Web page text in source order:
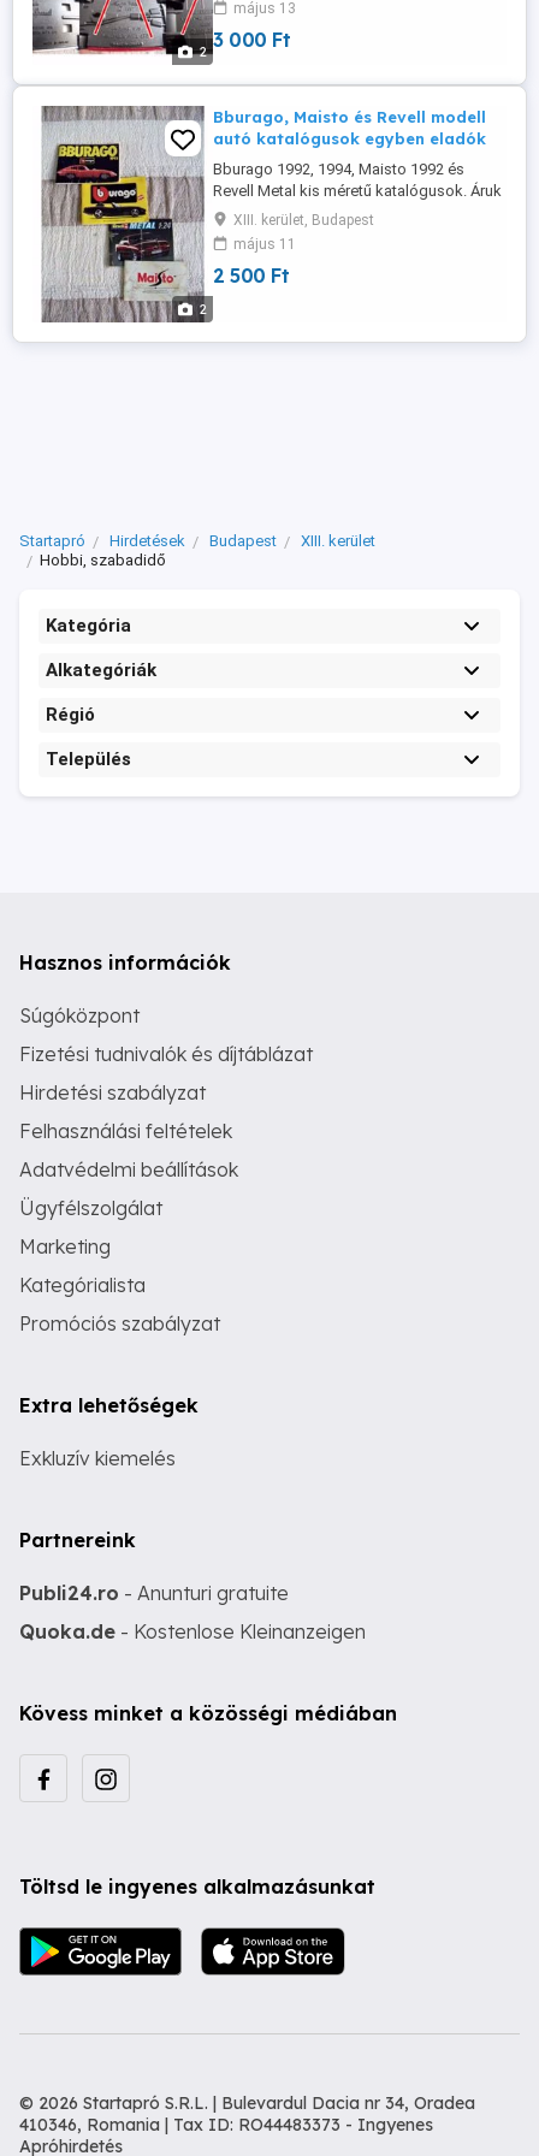
2
Superkings K-19 Security Truck Fort Knox
- England C1978 Lesney Vintage, kissé
festett. Kódzáras hátsó ajtó ...
május 13
3 000 Ft
2
Bburago, Maisto és Revell modell
autó katalógusok egyben eladók
Bburago 1992, 1994, Maisto 1992 és
Revell Metal kis méretű katalógusok. Áruk
egyben: 2500 Ft. A telefonokat 10 és 20
óra között várom.
XIII. kerület, Budapest
május 11
2 500 Ft
Startapró Hirdetések Budapest
XIII. kerület
Hobbi, szabadidő
Kategória
Alkategóriák
Régió
Település
Hasznos információk
Súgóközpont
Fizetési tudnivalók és díjtáblázat
Hirdetési szabályzat
Felhasználási feltételek
Adatvédelmi beállítások
Ügyfélszolgálat
Marketing
Kategórialista
Promóciós szabályzat
Extra lehetőségek
Exkluzív kiemelés
Partnereink
Publi24.ro - Anunturi gratuite
Quoka.de - Kostenlose Kleinanzeigen
Kövess minket a közösségi médiában
Töltsd le ingyenes alkalmazásunkat
© 2026 Startapró S.R.L. | Bulevardul Dacia nr 34, Oradea
410346, Romania | Tax ID: RO44483373 - Ingyenes
Apróhirdetés